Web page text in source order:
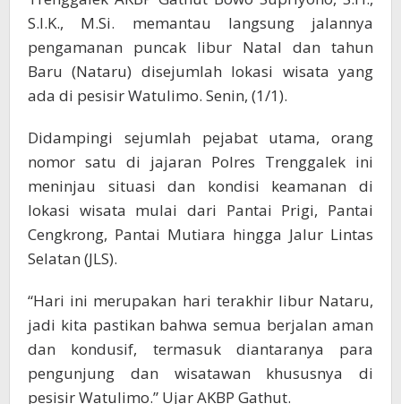
S.I.K., M.Si. memantau langsung jalannya
pengamanan puncak libur Natal dan tahun
Baru (Nataru) disejumlah lokasi wisata yang
ada di pesisir Watulimo. Senin, (1/1).
Didampingi sejumlah pejabat utama, orang
nomor satu di jajaran Polres Trenggalek ini
meninjau situasi dan kondisi keamanan di
lokasi wisata mulai dari Pantai Prigi, Pantai
Cengkrong, Pantai Mutiara hingga Jalur Lintas
Selatan (JLS).
“Hari ini merupakan hari terakhir libur Nataru,
jadi kita pastikan bahwa semua berjalan aman
dan kondusif, termasuk diantaranya para
pengunjung dan wisatawan khususnya di
pesisir Watulimo.” Ujar AKBP Gathut.